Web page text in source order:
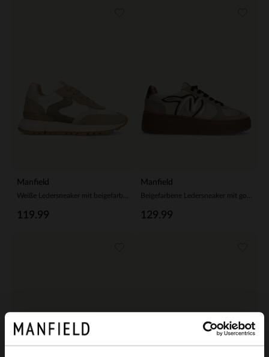
Manfield
119.99
Manfield
129.99